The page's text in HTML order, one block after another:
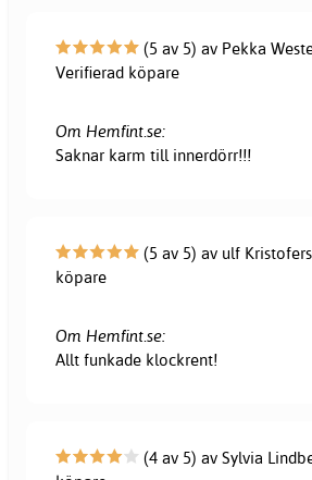
(5 av 5) av Pekka
Verifierad köpare
Om Hemfint.se:
Saknar karm till innerdörr!!!
(5 av 5) av ulf
köpare
Om Hemfint.se:
Allt funkade klockrent!
(4 av 5) av Sylvia